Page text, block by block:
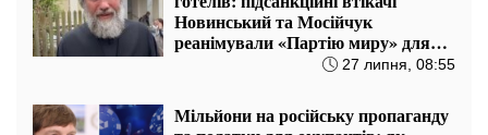
Новинський та Мосійчук
реанімували «Партію миру» для
штурму майбутніх виборів27 липня, 08:55
Мільйони на російську пропаганду